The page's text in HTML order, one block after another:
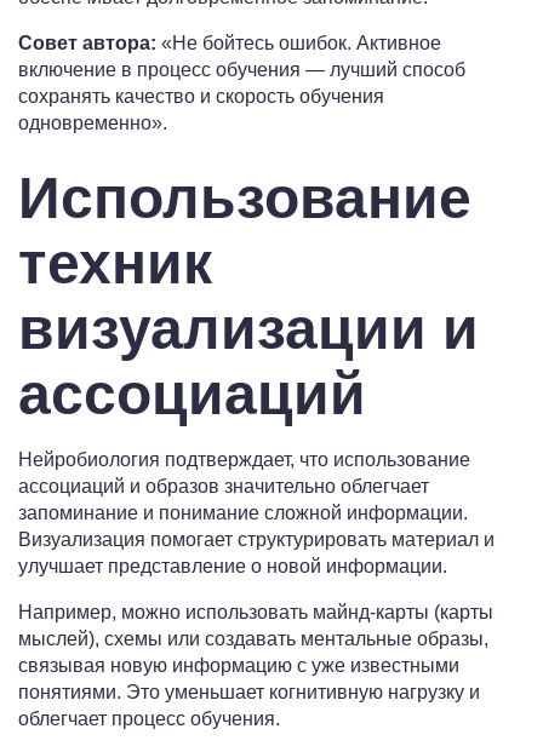
Совет автора: «Не бойтесь ошибок. Активное
включение в процесс обучения — лучший способ
сохранять качество и скорость обучения
одновременно».
Использование
техник
визуализации и
ассоциаций
Нейробиология подтверждает, что использование
ассоциаций и образов значительно облегчает
запоминание и понимание сложной информации.
Визуализация помогает структурировать материал и
улучшает представление о новой информации.
Например, можно использовать майнд-карты (карты
мыслей), схемы или создавать ментальные образы,
связывая новую информацию с уже известными
понятиями. Это уменьшает когнитивную нагрузку и
облегчает процесс обучения.